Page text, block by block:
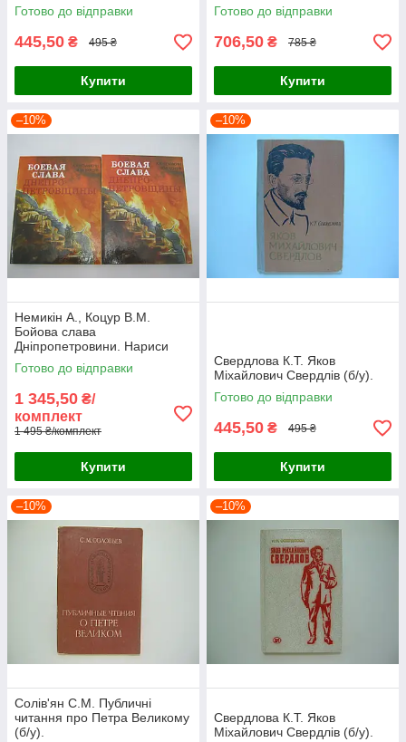
Готово до відправки
445,50 ₴ 495 ₴
Купити
Готово до відправки
706,50 ₴ 785 ₴
Купити
–10%
Немикін А., Коцур В.М.
Бойова слава
Дніпропетровини. Нариси
про Героях Радянського
Союзу (б/у).
Готово до відправки
1 345,50 ₴/
комплект
1 495 ₴/комплект
Купити
–10%
Свердлова К.Т. Яков
Міхайлович Свердлів (б/у).
Готово до відправки
445,50 ₴ 495 ₴
Купити
–10%
Солів'ян С.М. Публичні
читання про Петра Великому
(б/у).
–10%
Свердлова К.Т. Яков
Міхайлович Свердлів (б/у).